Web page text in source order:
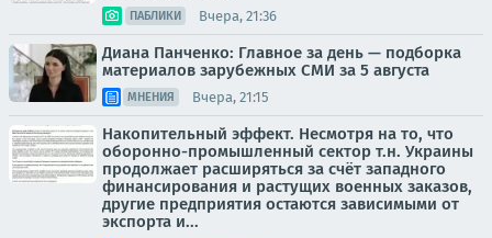
ПАБЛИКИ Вчера, 21:36
Диана Панченко: Главное за день — подборка
материалов зарубежных СМИ за 5 августа
МНЕНИЯ Вчера, 21:15
Накопительный эффект. Несмотря на то, что
оборонно-промышленный сектор т.н. Украины
продолжает расширяться за счёт западного
финансирования и растущих военных заказов,
другие предприятия остаются зависимыми от
экспорта и...